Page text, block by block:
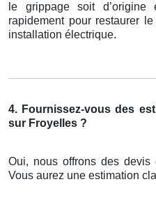
le grippage soit d’origine
rapidement pour restaurer
installation é lectrique.
4. Fournissez-vous des
sur Froyelles ?
Oui, nous offrons des devis
Vous aurez une estimation